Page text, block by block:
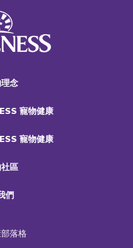
念
寵物健康
寵物健康
區
們
落格